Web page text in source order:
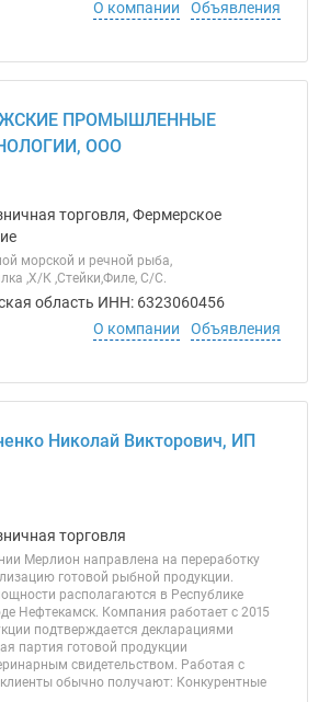
О компании Объявления
ПРОМЫШЛЕННЫЕ
ООО
торговля, Фермерское
морской и речной рыба,
,Х/К ,Стейки,Филе, C/C.
область ИНН: 6323060456
О компании
Объявления
Николай Викторович, ИП
торговля
Мерлион направлена на переработку
готовой рыбной продукции.
располагаются в Республике
Нефтекамск. Компания работает с 2015
подтверждается декларациями
партия готовой продукции
свидетельством. Работая с
обычно получают: Конкурентные